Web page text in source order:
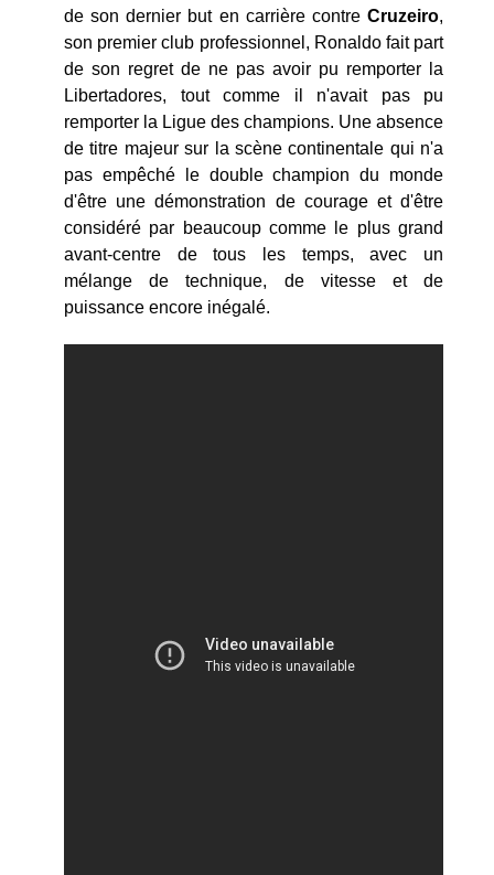
de son dernier but en carrière contre Cruzeiro,
son premier club professionnel, Ronaldo fait part
de son regret de ne pas avoir pu remporter la
Libertadores, tout comme il n'avait pas pu
remporter la Ligue des champions. Une absence
de titre majeur sur la scène continentale qui n'a
pas empêché le double champion du monde
d'être une démonstration de courage et d'être
considéré par beaucoup comme le plus grand
avant-centre de tous les temps, avec un
mélange de technique, de vitesse et de
puissance encore inégalé.